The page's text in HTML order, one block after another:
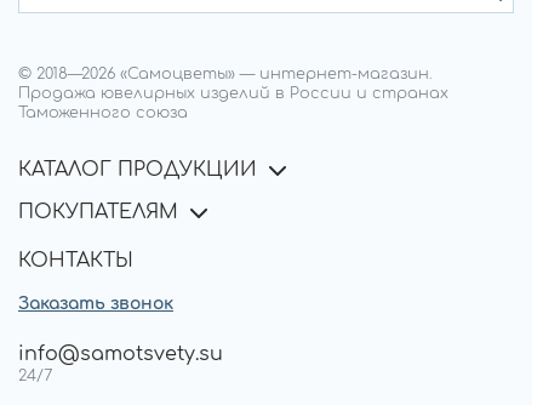
© 2018—2026 «Самоцветы» — интернет-магазин.
Продажа ювелирных изделий в России и странах
Таможенного союза
КАТАЛОГ ПРОДУКЦИИ
ПОКУПАТЕЛЯМ
КОНТАКТЫ
Заказать звонок
info@samotsvety.su
24/7